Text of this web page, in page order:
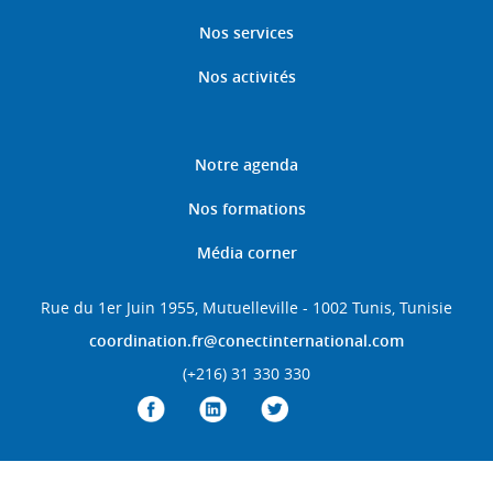
Nos services
Nos activités
Notre agenda
Nos formations
Média corner
Rue du 1er Juin 1955, Mutuelleville - 1002 Tunis, Tunisie
coordination.fr@conectinternational.com
(+216) 31 330 330